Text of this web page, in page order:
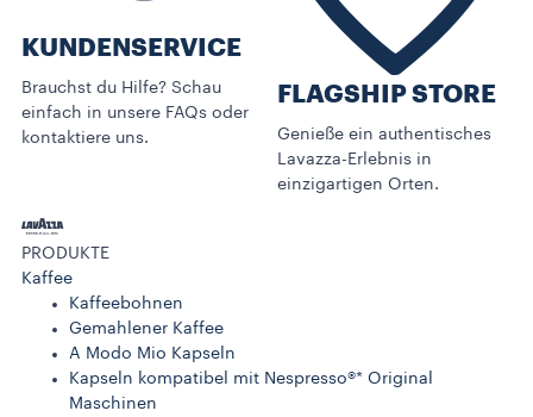
KUNDENSERVICE​
Brauchst du Hilfe? Schau
einfach in unsere FAQs oder
kontaktiere uns.
FLAGSHIP STORE
Genieße ein authentisches
Lavazza-Erlebnis in
einzigartigen Orten.
PRODUKTE
Kaffee
Kaffeebohnen
Gemahlener Kaffee
A Modo Mio Kapseln
Kapseln kompatibel mit Nespresso®* Original
Maschinen